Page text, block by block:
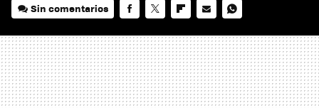
Sin comentarios
MAIL